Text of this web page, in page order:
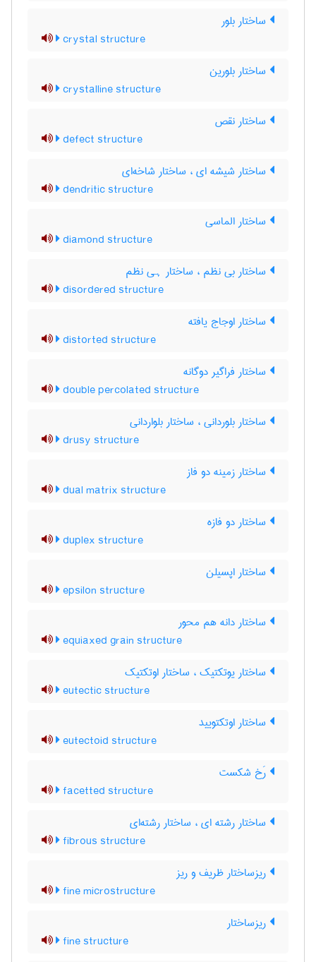
ساختار بلور
crystal structure
ساختار بلورین
crystalline structure
ساختار نقص
defect structure
ساختار شیشه ای ، ساختار شاخه‌ای
dendritic structure
ساختار الماسی
diamond structure
ساختار بی نظم ، ساختار ہی نظم
disordered structure
ساختار اوجاج یافته
distorted structure
ساختار فراگیر دوگانه
double percolated structure
ساختار بلوردانی ، ساختار بلواردانی
drusy structure
ساختار زمینه دو فاز
dual matrix structure
ساختار دو فازه
duplex structure
ساختار اپسیلن
epsilon structure
ساختار دانه هم محور
equiaxed grain structure
ساختار یوتکتیک ، ساختار اوتکتیک
eutectic structure
ساختار اوتکتویید
eutectoid structure
رَخ شکست
facetted structure
ساختار رشته ای ، ساختار رشته‌ای
fibrous structure
ریزساختار ظریف و ریز
fine microstructure
ریزساختار
fine structure